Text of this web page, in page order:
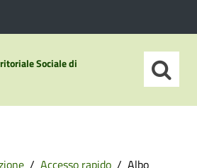
Sociale di
Accesso rapido
Albo